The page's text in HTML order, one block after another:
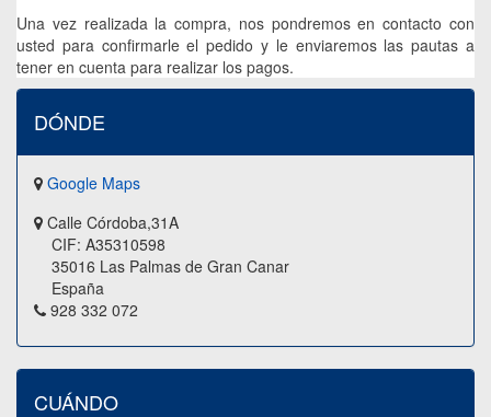
Una vez realizada la compra, nos pondremos en contacto con
usted para confirmarle el pedido y le enviaremos las pautas a
tener en cuenta para realizar los pagos.
DÓNDE
Google Maps
Calle Córdoba,31A
CIF: A35310598
35016 Las Palmas de Gran Canar
España
928 332 072
CUÁNDO